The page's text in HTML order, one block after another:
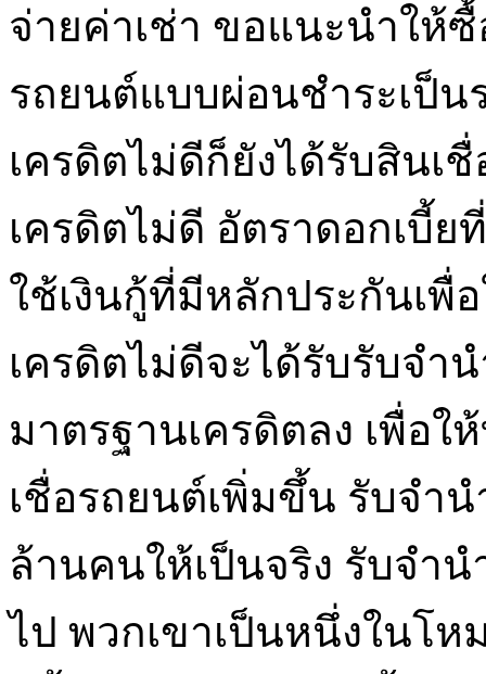
จ่ายค่าเช่า ขอแนะนำให้
รถยนต์แบบผ่อนชำระเป็
เครดิตไม่ดีก็ยังได้รับสิน
เครดิตไม่ดี อัตราดอกเบี้
ใช้เงินกู้ที่มีหลักประกันเพื่
เครดิตไม่ดีจะได้รับรับจำ
มาตรฐานเครดิตลง เพื่อใ
เชื่อรถยนต์เพิ่มขึ้น รับจำ
ล้านคนให้เป็นจริง รับจำน
ไป พวกเขาเป็นหนึ่งในโ